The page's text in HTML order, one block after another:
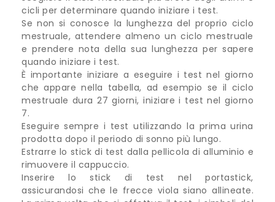
cicli per determinare quando iniziare i test.
Se non si conosce la lunghezza del proprio ciclo
mestruale, attendere almeno un ciclo mestruale
e prendere nota della sua lunghezza per sapere
quando iniziare i test.
È importante iniziare a eseguire i test nel giorno
che appare nella tabella, ad esempio se il ciclo
mestruale dura 27 giorni, iniziare i test nel giorno
7.
Eseguire sempre i test utilizzando la prima urina
prodotta dopo il periodo di sonno più lungo.
Estrarre lo stick di test dalla pellicola di alluminio e
rimuovere il cappuccio.
Inserire lo stick di test nel portastick,
assicurandosi che le frecce viola siano allineate.